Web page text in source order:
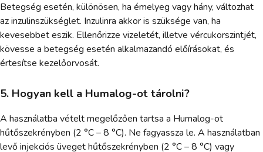
Betegség esetén, különösen, ha émelyeg vagy hány, változhat
az inzulinszükséglet. Inzulinra akkor is szüksége van, ha
kevesebbet eszik. Ellenőrizze vizeletét, illetve vércukorszintjét,
kövesse a betegség esetén alkalmazandó előírásokat, és
értesítse kezelőorvosát.
5. Hogyan kell a Humalog-ot tárolni?
A használatba vételt megelőzően tartsa a Humalog-ot
hűtőszekrényben (2 °C – 8 °C). Ne fagyassza le. A használatban
levő injekciós üveget hűtőszekrényben (2 °C – 8 °C) vagy